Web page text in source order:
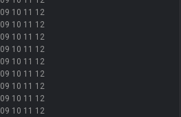
09 10 11 12
09 10 11 12
09 10 11 12
09 10 11 12
09 10 11 12
09 10 11 12
09 10 11 12
09 10 11 12
09 10 11 12